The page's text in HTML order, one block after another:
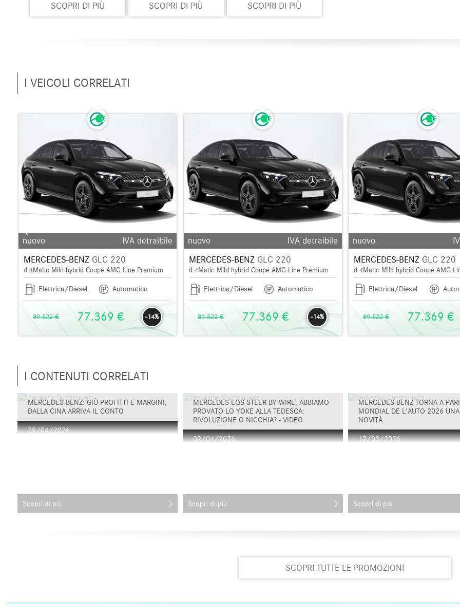
SCOPRI DI PIÙ SCOPRI DI PIÙ SCOPRI DI PIÙ
I VEICOLI CORRELATI
nuovo
IVA detraibile
MERCEDES-BENZGLC 220
d 4Matic Mild hybrid Coupé AMG Line Premium
Elettrica/Diesel Automatico
89.522 € -14%
77.369 €
nuovo
IVA detraibile
MERCEDES-BENZGLC 220
d 4Matic Mild hybrid Coupé AMG Line Premium
Elettrica/Diesel Automatico
89.522 € -14%
77.369 €
nuovo
MERCEDES-BENZ GLC 220
d 4Matic Mild hybrid Coupé AMG
Elettrica/Diesel
89.522 € 77.369 €
I CONTENUTI CORRELATI
MERCEDES-BENZ: GIÙ PROFITTI E MARGINI,
DALLA CINA ARRIVA IL CONTO
29/04/2026
Scopri di più
MERCEDES EQS STEER‑BY‑WIRE, ABBIAMO
PROVATO LO YOKE ALLA TEDESCA:
RIVOLUZIONE O NICCHIA? - VIDEO
02/04/2026
Scopri di più
MERCEDES-BENZ TORNA A
MONDIAL DE L'AUTO 2026 UNA
NOVITÀ
12/03/2026
Scopri di più
SCOPRI TUTTE LE PROMOZIONI